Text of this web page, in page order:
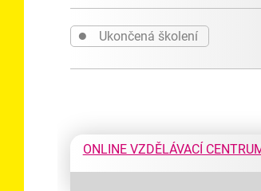
● Ukončená školení
ONLINE VZDĚLÁVACÍ